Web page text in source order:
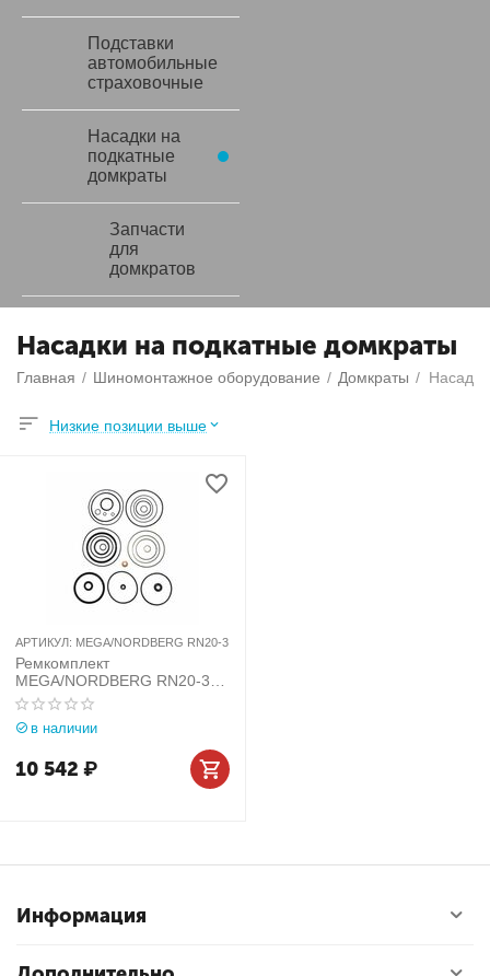
Подставки
автомобильные
страховочные
Насадки на
подкатные
домкраты
Запчасти
для
домкратов
Насадки на подкатные домкраты
Главная / Шиномонтажное оборудование / Домкраты /
Низкие позиции выше
АРТИКУЛ: MEGA/NORDBERG RN20-3
Ремкомплект
MEGA/NORDBERG RN20-3
для домкрата N20-3
в наличии
10 542 ₽
Информация